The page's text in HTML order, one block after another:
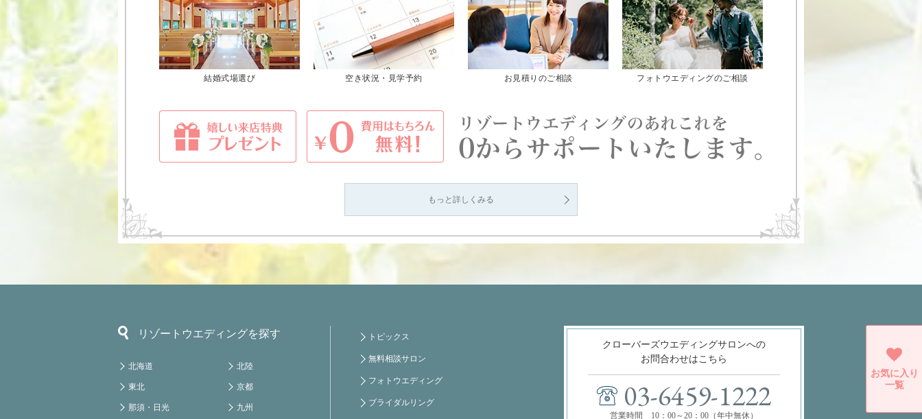
結婚式場選び 空き状況・見学予約 お見積りのご相談 フォトウエディングのご相談
もっと詳しくみる
リゾートウエディングを探す
北海道
東北
那須・日光
北陸
京都
九州
トピックス
無料相談サロン
フォトウエディング
ブライダルリング
クローバーズウエディングサロンへの
お問合わせはこちら
03-6459-1222
営業時間 10：00～20：00（年中無休）
お気に入り
一覧